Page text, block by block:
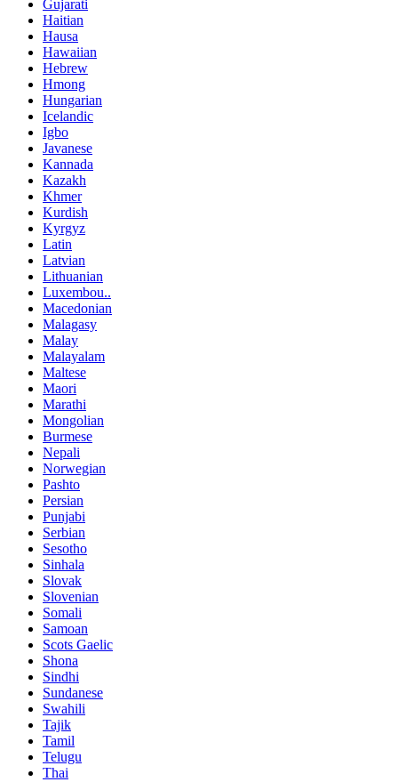
Gujarati
Haitian
Hausa
Hawaiian
Hebrew
Hmong
Hungarian
Icelandic
Igbo
Javanese
Kannada
Kazakh
Khmer
Kurdish
Kyrgyz
Latin
Latvian
Lithuanian
Luxembou..
Macedonian
Malagasy
Malay
Malayalam
Maltese
Maori
Marathi
Mongolian
Burmese
Nepali
Norwegian
Pashto
Persian
Punjabi
Serbian
Sesotho
Sinhala
Slovak
Slovenian
Somali
Samoan
Scots Gaelic
Shona
Sindhi
Sundanese
Swahili
Tajik
Tamil
Telugu
Thai